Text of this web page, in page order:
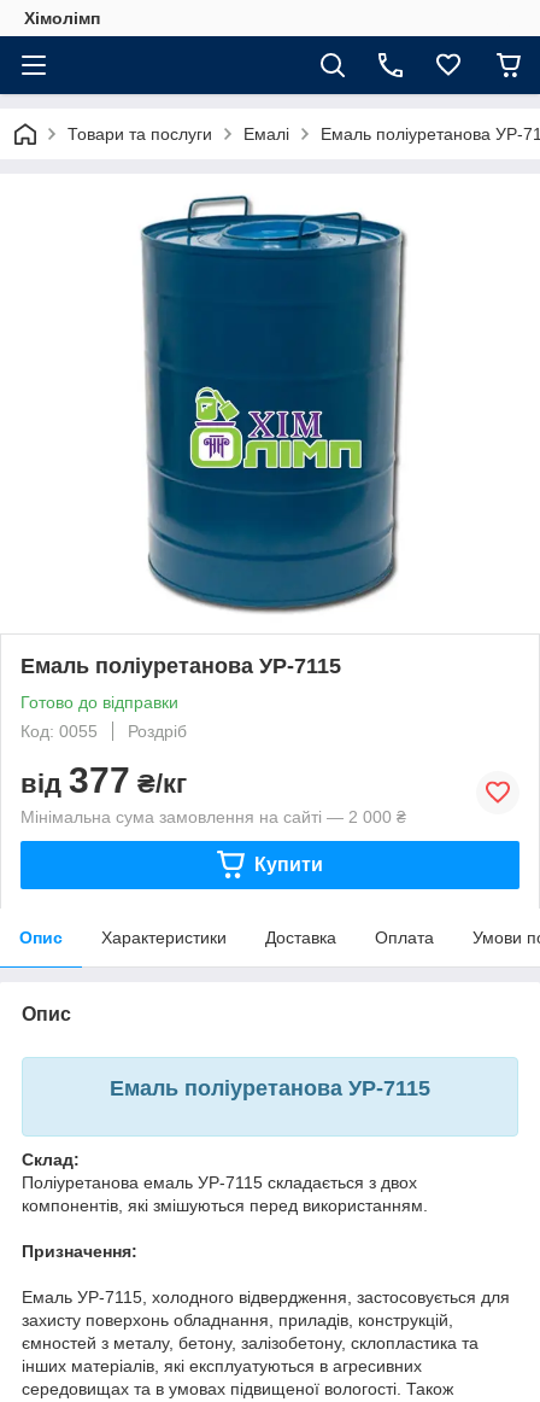
Хімолімп
Товари та послуги Емалі Емаль поліуретанова УР-
Емаль поліуретанова УР-7115
Готово до відправки
Код: 0055
Роздріб
від 377 ₴/кг
Мінімальна сума замовлення на сайті — 2 000 ₴
Купити
Опис Характеристики Доставка Оплата Умови
Опис
Емаль поліуретанова УР-7115
Склад:
Поліуретанова емаль УР-7115 складається з двох
компонентів, які змішуються перед використанням.
Призначення:
Емаль УР-7115, холодного відвердження, застосовується для
захисту поверхонь обладнання, приладів, конструкцій,
ємностей з металу, бетону, залізобетону, склопластика та
інших матеріалів, які експлуатуються в агресивних
середовищах та в умовах підвищеної вологості. Також